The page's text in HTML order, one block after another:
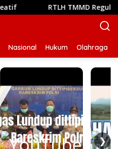
RTLH TMMD Reguler ke-
Nasional Hukum Olahraga
❯